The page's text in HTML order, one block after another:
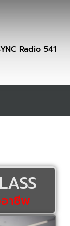
Radio 541
าชีพ